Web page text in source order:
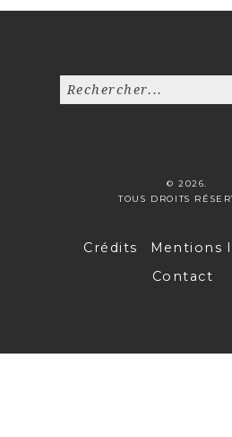
© 2026.
TOUS DROITS
Crédits
Mentions
Contact